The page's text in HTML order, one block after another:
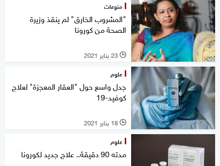
منوعات
"المشروب الخارق" لم ينقذ وزيرة
الصحة من كورونا
l 23 يناير 2021
علوم
جدل واسع حول "العقار المعجزة" لعلاج
كوفيد-19
l 18 يناير 2021
علوم
مدته 90 دقيقة.. علاج جديد لكورونا